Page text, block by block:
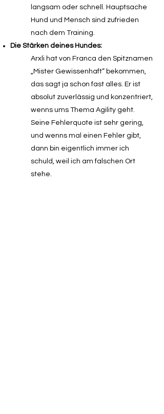
langsam oder schnell. Hauptsache
Hund und Mensch sind zufrieden
nach dem Training.
Die Stärken deines Hundes:
Arxli hat von Franca den Spitznamen
„Mister Gewissenhaft“ bekommen,
das sagt ja schon fast alles. Er ist
absolut zuverlässig und konzentriert,
wenns ums Thema Agility geht.
Seine Fehlerquote ist sehr gering,
und wenns mal einen Fehler gibt,
dann bin eigentlich immer ich
schuld, weil ich am falschen Ort
stehe.